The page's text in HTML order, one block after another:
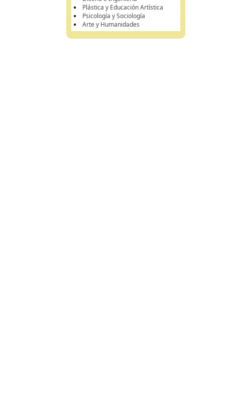
Plástica y Educación Artística
Psicología y Sociología
Arte y Humanidades